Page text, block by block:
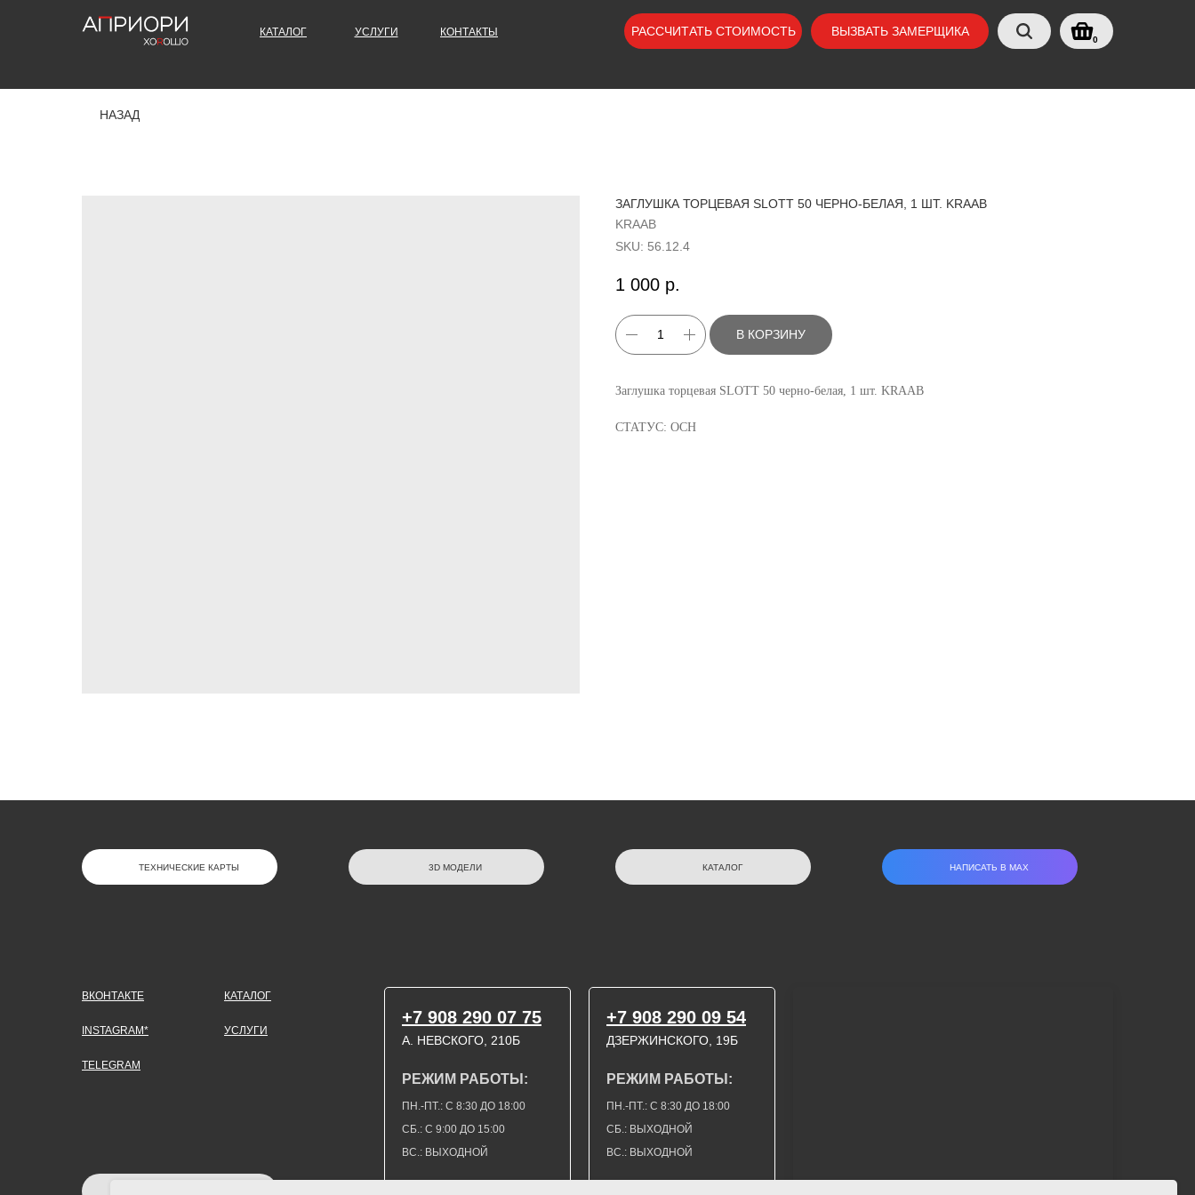
КОНТАКТЫ
УСЛУГИ
КАТАЛОГ ВЫЗВАТЬ ЗАМЕРЩИКА
РАССЧИТАТЬ СТОИМОСТЬ
0
НАЗАД
ЗАГЛУШКА ТОРЦЕВАЯ SLOTT 50 ЧЕРНО-БЕЛАЯ, 1 ШТ. KRAAB
KRAAB
SKU: 56.12.4
1 000 р.
В КОРЗИНУ
Заглушка торцевая SLOTT 50 черно-белая, 1 шт. KRAAB
СТАТУС: ОСН
НАПИСАТЬ В МАХ
КАТАЛОГ
3D МОДЕЛИ
ТЕХНИЧЕСКИЕ КАРТЫ
TELEGRAM
INSTAGRAM*
ВКОНТАКТЕ
ДЗЕРЖИНСКОГО, 19Б
ВС.: ВЫХОДНОЙ
СБ.: С 9:00 ДО 15:00
ПН.-ПТ.: С 8:30 ДО 18:00
А. НЕВСКОГО, 210Б
УСЛУГИ
+7 908 290 09 54
РЕЖИМ РАБОТЫ:
ВС.: ВЫХОДНОЙ
СБ.: ВЫХОДНОЙ
ПН.-ПТ.: С 8:30 ДО 18:00
РЕЖИМ РАБОТЫ:
+7 908 290 07 75
КАТАЛОГ